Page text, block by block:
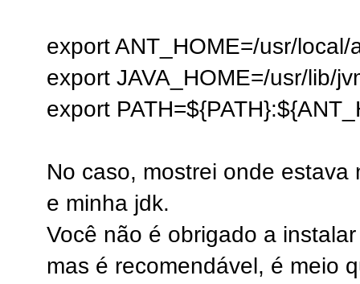
export ANT_HOME=/usr/
export JAVA_HOME=/usr/lib/
export
No caso, mostrei onde
e minha jdk.
Você não é obrigado a
mas é recomendável, é meio